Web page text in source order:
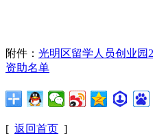
附件： 光明区留学人员创业园
资助名单
[ 返回首页 ]